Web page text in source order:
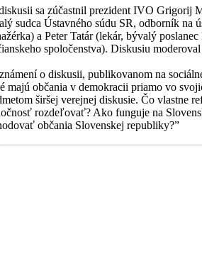
sa zúčastnil prezident IVO Grigorij
sudca Ústavného súdu SR, odborník na
a Peter Tatár (lekár, bývalý
spoločenstva). Diskusiu
o diskusii, publikovanom na
majú občania v demokracii priamo vo
širšej verejnej diskusie. Čo vlastne
rozdeľovať? Ako funguje na
občania Slovenskej republiky?”